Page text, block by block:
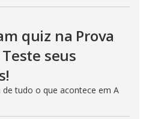
quiz na Prova
seus
tudo o que acontece em A